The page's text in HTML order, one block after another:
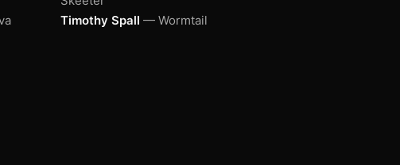
Timothy Spall — Wormtail